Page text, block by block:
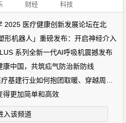
财经 科技
2025 医疗健康创新发展论坛在北
形机器人」重磅发布：开启神经介入
系列全新一代AI呼吸机震撼发布
中国，共筑疝气防治新防线
得更加简单和高效
入该频道